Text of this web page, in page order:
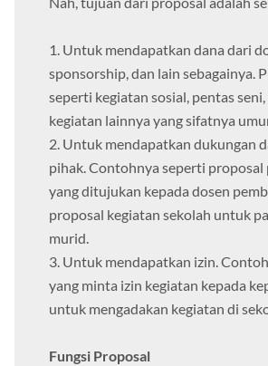
1. Untuk mendapatkan dana dari
sponsorship, dan lain sebagainya.
seperti kegiatan sosial, pentas
kegiatan lainnya yang sifatnya
2. Untuk mendapatkan dukungan
pihak. Contohnya seperti proposal
yang ditujukan kepada dosen
proposal kegiatan sekolah untuk
murid.
3. Untuk mendapatkan izin.
yang minta izin kegiatan kepada
untuk mengadakan kegiatan di
Fungsi Proposal